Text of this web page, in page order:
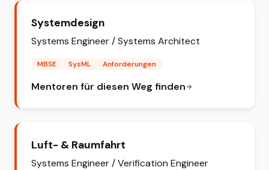
Systemdesign
Systems Engineer / Systems Architect
MBSE SysML Anforderungen
Mentoren für diesen Weg finden
Luft- & Raumfahrt
Systems Engineer / Verification Engineer